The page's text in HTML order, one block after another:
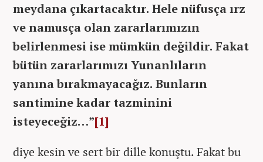
meydana çıkartacaktır. Hele nüfusça ırz
ve namusça olan zararlarımızın
belirlenmesi ise mümkün değildir. Fakat
bütün zararlarımızı Yunanlıların
yanına bırakmayacağız. Bunların
santimine kadar tazminini
isteyeceğiz…”[1]
diye kesin ve sert bir dille konuştu. Fakat bu